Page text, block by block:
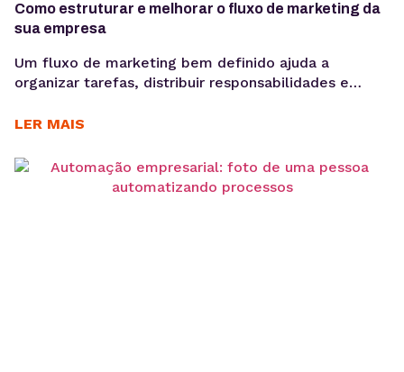
Como estruturar e melhorar o fluxo de marketing da
sua empresa
Um fluxo de marketing bem definido ajuda a
organizar tarefas, distribuir responsabilidades e
consistente. E o uso de ferramentas como um
ao centralizar processos de planejamento,
aprovação e publicação. Para ter bons resultados
LER MAIS